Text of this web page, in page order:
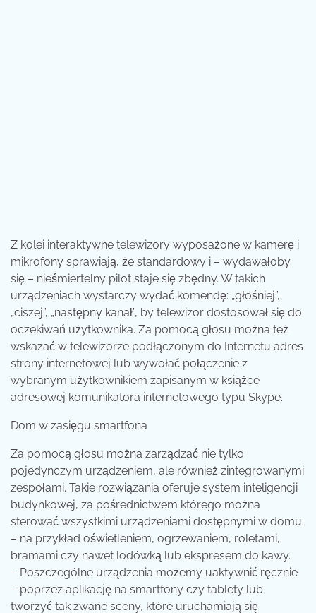
Z kolei interaktywne telewizory wyposażone w kamerę i
mikrofony sprawiają, że standardowy i – wydawałoby
się – nieśmiertelny pilot staje się zbędny. W takich
urządzeniach wystarczy wydać komendę: „głośniej”,
„ciszej”, „następny kanał”, by telewizor dostosował się do
oczekiwań użytkownika. Za pomocą głosu można też
wskazać w telewizorze podłączonym do Internetu adres
strony internetowej lub wywołać połączenie z
wybranym użytkownikiem zapisanym w książce
adresowej komunikatora internetowego typu Skype.
Dom w zasięgu smartfona
Za pomocą głosu można zarządzać nie tylko
pojedynczym urządzeniem, ale również zintegrowanymi
zespołami. Takie rozwiązania oferuje system inteligencji
budynkowej, za pośrednictwem którego można
sterować wszystkimi urządzeniami dostępnymi w domu
– na przykład oświetleniem, ogrzewaniem, roletami,
bramami czy nawet lodówką lub ekspresem do kawy.
– Poszczególne urządzenia możemy uaktywnić ręcznie
– poprzez aplikację na smartfony czy tablety lub
tworzyć tak zwane sceny, które uruchamiają się